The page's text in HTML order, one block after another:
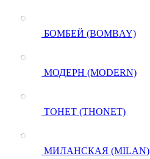
БОМБЕЙ (BOMBAY)
МОДЕРН (MODERN)
ТОНЕТ (THONET)
МИЛАНСКАЯ (MILAN)